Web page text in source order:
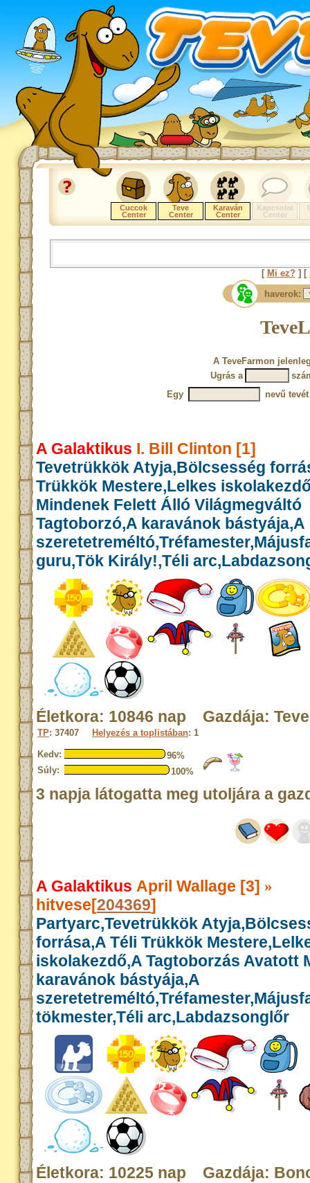
Cuccok
Center
Teve
Center
Karaván
Center
Kapcsolat
Center
[ Mi ez?] [
haverok:
A TeveFarmon
Ugrás a
Egy
nevű
A Galaktikus I. Bill Clinton [1]
Tevetrükkök Atyja,Bölcsesség
Trükkök Mestere,Lelkes
Mindenek Felett Álló Világmegváltó
Tagtoborzó,A karavánok bástyája,A
guru,Tök Király!,Téli
Életkora: 10846 nap Gazdája:
TP: 37407 Helyezés a toplistában: 1
Kedv:
96%
Súly:
100%
3 napja látogatta meg utoljára a
A Galaktikus April Wallage [3] »
hitvese[204369]
Partyarc,Tevetrükkök
forrása,A Téli Trükkök
iskolakezdő,A Tagtoborzás Avatott
karavánok bástyája,A
tökmester,Téli arc,Labdazsonglőr
Életkora: 10225 nap Gazdája: